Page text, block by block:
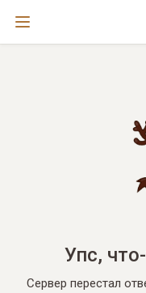
Упс,
Сервер перестал